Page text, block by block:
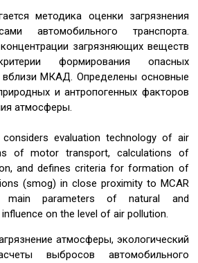
методика оценки загрязнения
автомобильного транспорта.
загрязняющих веществ
формирования опасных
вблизи МКАД. Определены основные
и антропогенных факторов
атмосферы.
evaluation technology of air
of motor transport, calculations of
and defines criteria for formation of
(smog) in close proximity to MCAR
main parameters of natural and
on the level of air pollution.
атмосферы, экологический
выбросов автомобильного